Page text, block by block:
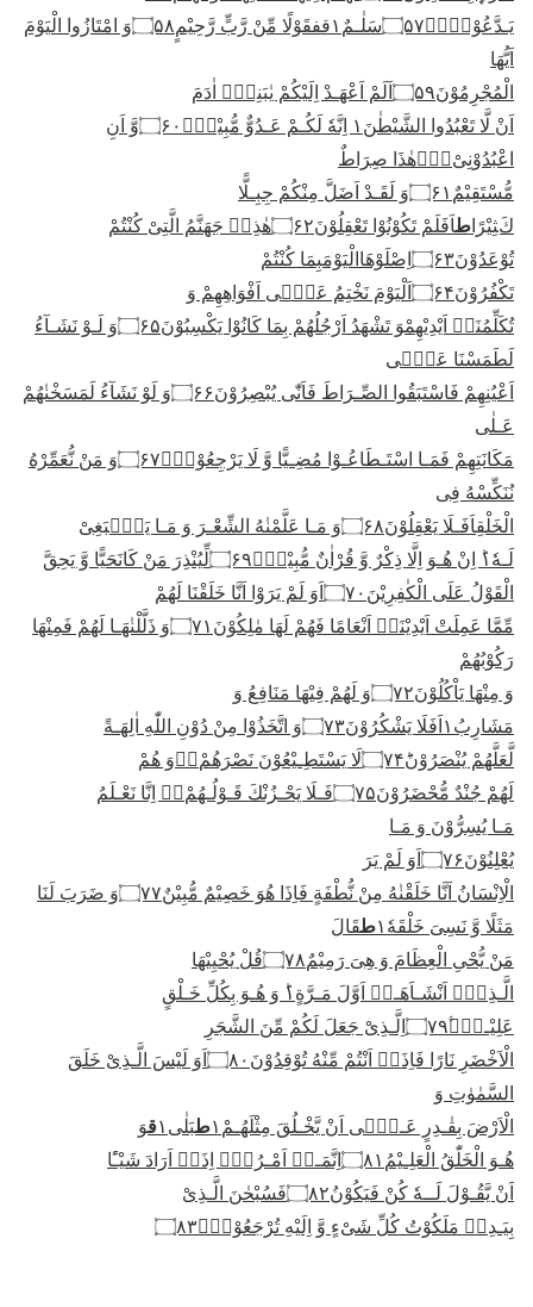
یَـدَّعُوْنَۚۖ۝۵۷سَلٰـمٌ١ قفقَوْلًا مِّنْ رَّبٍّ رَّحِیْمٍ۝۵۸وَ امْتَازُوا الْیَوْمَ
اَیُّهَا
الْمُجْرِمُوْنَ۝۵۹اَلَمْ اَعْهَـدْ اِلَیْكُمْ یٰبَنِیْۤ اٰدَمَ
اَنْ لَّا تَعْبُدُوا الشَّیْطٰنَ١ اِنَّهٗ لَكُـمْ عَـدُوٌّ مُّبِیْنٌۙ
۝۶۰وَّ اَنِ
اعْبُدُوْنِیْ١ؔؕهٰذَا صِرَاطٌ
مُّسْتَقِیْمٌ ۝۶۱وَ لَقَـدْ اَضَلَّ مِنْكُمْ جِبِـلًّا
كَثِیْرًاطاَفَلَمْ تَكُوْنُوْا تَعْقِلُوْنَ۝۶۲هٰذِهٖ جَهَنَّمُ الَّتِیْ كُنْتُمْ
تُوْعَدُوْنَ۝۶۳اِصْلَوْهَاالْیَوْمَبِمَا كُنْتُمْ
تَكْفُرُوْنَ۝۶۴اَلْیَوْمَ نَخْتِمُ عَلٰۤى اَفْوَاهِهِمْ وَ
تُكَلِّمُنَاۤ اَیْدِیْهِمْوَ تَشْهَدُ اَرْجُلُهُمْ بِمَا كَانُوْا یَكْسِبُوْنَ۝۶۵وَ لَـوْ نَشَـآءُ
لَطَمَسْنَا عَلٰۤى
اَعْیُنِهِمْ فَاسْتَبَقُوا الصِّـرَاطَ فَاَنّٰى یُبْصِرُوْنَ۝۶۶وَ لَوْ نَشَآءُ لَمَسَخْنٰهُمْ
عَـلٰى
مَكَانَتِهِمْ فَمَـا اسْتَـطَاعُـوْا مُضِـیًّا وَّ لَا یَرْجِعُوْنَ۠۝۶۷وَ مَنْ نُّعَمِّرْهُ
نُنَكِّسْهُ فِی
الْخَلْقِاَفَـلَا یَعْقِلُوْنَ۝۶۸وَ مَـا عَلَّمْنٰهُ الشِّعْـرَ وَ مَـا یَنْۢبَغِیْ
لَـهٗ١ؕ اِنْ هُـوَ اِلَّا ذِكْرٌ وَّ قُرْاٰنٌ مُّبِیْنٌۙ
۝۶۹لِّیُنْذِرَ مَنْ كَانَحَیًّا وَّ یَحِقَّ
الْقَوْلُ عَلَى الْكٰفِرِیْنَ۝۷۰اَوَ لَمْ یَرَوْا اَنَّا خَلَقْنَا لَهُمْ
مِّمَّا عَمِلَتْ اَیْدِیْنَاۤ اَنْعَامًا فَهُمْ لَهَا مٰلِكُوْنَ۝۷۱وَ ذَلَّلْنٰهَـا لَهُمْ فَمِنْهَا
رَكُوْبُهُمْ
وَ مِنْهَا یَاْكُلُوْنَ۝۷۲وَ لَهُمْ فِیْهَا مَنَافِعُ وَ
مَشَارِبُ١اَفَلَا یَشْكُرُوْنَ
۝۷۳وَ اتَّخَذُوْا مِنْ دُوْنِ اللّٰهِ اٰلِهَـةً
لَّعَلَّهُمْ یُنْصَرُوْنَؕ۝۷۴لَا یَسْتَطِـیْعُوْنَ نَصْرَهُمْ١ۙوَ هُمْ
لَهُمْ جُنْدٌ مُّحْضَرُوْنَ۝۷۵فَـلَا یَحْـزُنْكَ قَـوْلُـهُمْ١ۘ اِنَّا نَعْـلَمُ
مَـا یُسِرُّوْنَ وَ مَـا
یُعْلِنُوْنَ۝۷۶اَوَ لَمْ یَرَ
الْاِنْسَانُ اَنَّا خَلَقْنٰهُ مِنْ نُّطْفَةٍ فَاِذَا هُوَ خَصِیْمٌ مُّبِیْنٌ۝۷۷وَ ضَرَبَ لَنَا
مَثَلًا وَّ نَسِیَ خَلْقَهٗ١ طقَالَ
مَنْ یُّحْیِ الْعِظَامَ وَ هِیَ رَمِیْمٌ۝۷۸قُلْ یُحْیِیْهَا
الَّـذِیْۤ اَنْشَـاَهَـاۤ اَوَّلَ مَـرَّةٍ١ؕ وَ هُـوَ بِكُلِّ خَـلْقٍ
عَلِیْـمُۙ۝۷۹
الْاَخْضَرِ نَارًا فَاِذَاۤ اَنْتُمْ مِّنْهُ تُوْقِدُوْنَ۝۸۰اَوَ لَیْسَ الَّـذِیْ خَلَقَ
السَّمٰوٰتِ وَ
الْاَرْضَ بِقٰـدِرٍ عَـلٰۤى اَنْ یَّخْـلُقَ مِثْلَهُـمْ١ طبَلٰى١ قوَ
هُـوَ الْخَلّٰقُ الْعَلِـیْمُ ۝۸۱اِنَّمَـاۤ اَمْـرُهٗۤ اِذَاۤ اَرَادَ شَیْـًٔا
اَنْ یَّقُـوْلَ لَــهٗ كُنْ فَیَكُوْنُ۝۸۲فَسُبْحٰنَ الَّـذِیْ
بِیَـدِهٖ مَلَكُوْتُ كُلِّ شَیْءٍ وَّ اِلَیْهِ تُرْجَعُوْنَ۠۝۸۳